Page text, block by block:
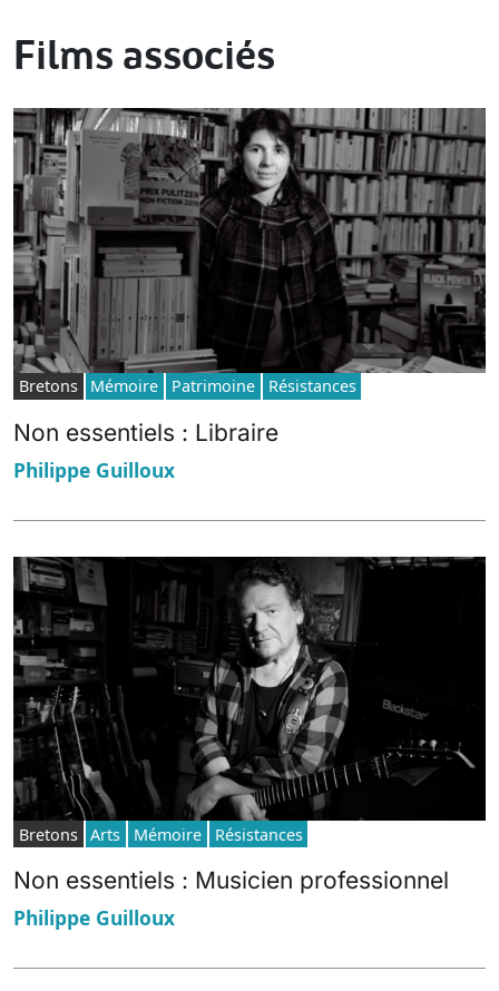
Films associés
Bretons Mémoire Patrimoine Résistances
Non essentiels : Libraire
Philippe Guilloux
Bretons Arts Mémoire Résistances
Non essentiels : Musicien professionnel
Philippe Guilloux